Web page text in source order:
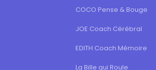
COCO Pense & Bouge
JOE Coach Cérébral
EDITH Coach Mémoire
La Bille qui Roule